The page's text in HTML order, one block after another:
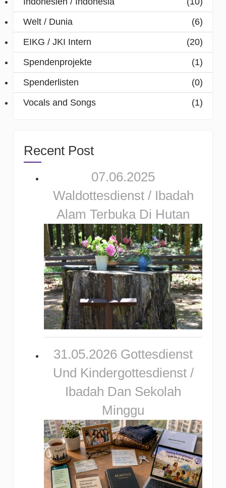
Welt / Dunia
(6)
EIKG / JKI Intern
(20)
Spendenprojekte
(1)
Spenderlisten
(0)
Vocals and Songs
(1)
Recent Post
07.06.2025
Waldottesdienst / Ibadah
Alam Terbuka Di Hutan
31.05.2026 Gottesdienst
Und Kindergottesdienst /
Ibadah Dan Sekolah
Minggu